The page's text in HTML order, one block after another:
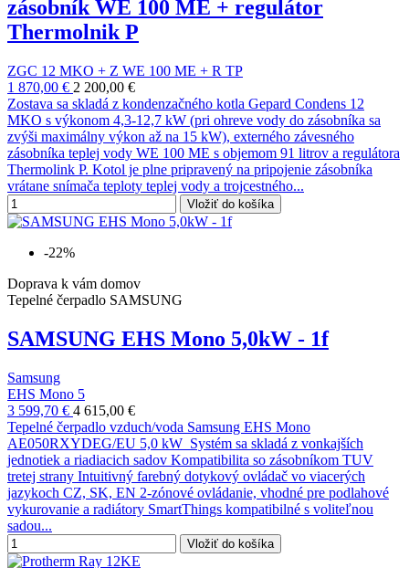
zásobník WE 100 ME + regulátor
Thermolnik P
ZGC 12 MKO + Z WE 100 ME + R TP
1 870,00 € 2 200,00 €
Zostava sa skladá z kondenzačného kotla Gepard Condens 12
MKO s výkonom 4,3-12,7 kW (pri ohreve vody do zásobníka sa
zvýši maximálny výkon až na 15 kW), externého závesného
zásobníka teplej vody WE 100 ME s objemom 91 litrov a regulátora
Thermolink P. Kotol je plne pripravený na pripojenie zásobníka
vrátane snímača teploty teplej vody a trojcestného...
Vložiť do košíka
-22%
Doprava k vám domov
Tepelné čerpadlo SAMSUNG
SAMSUNG EHS Mono 5,0kW - 1f
Samsung
EHS Mono 5
3 599,70 € 4 615,00 €
Tepelné čerpadlo vzduch/voda Samsung EHS Mono
AE050RXYDEG/EU 5,0 kW Systém sa skladá z vonkajších
jednotiek a riadiacich sadov Kompatibilita so zásobníkom TUV
tretej strany Intuitivný farebný dotykový ovládač vo viacerých
jazykoch CZ, SK, EN 2-zónové ovládanie, vhodné pre podlahové
vykurovanie a radiátory SmartThings kompatibilné s voliteľnou
sadou...
Vložiť do košíka